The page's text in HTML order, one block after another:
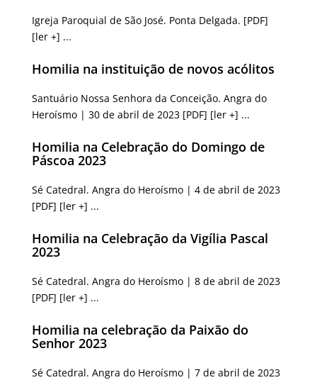
Igreja Paroquial de São José. Ponta Delgada. [PDF]
[ler +] ...
Homilia na instituição de novos acólitos
Santuário Nossa Senhora da Conceição. Angra do
Heroísmo | 30 de abril de 2023 [PDF] [ler +] ...
Homilia na Celebração do Domingo de
Páscoa 2023
Sé Catedral. Angra do Heroísmo | 4 de abril de 2023
[PDF] [ler +] ...
Homilia na Celebração da Vigília Pascal
2023
Sé Catedral. Angra do Heroísmo | 8 de abril de 2023
[PDF] [ler +] ...
Homilia na celebração da Paixão do
Senhor 2023
Sé Catedral. Angra do Heroísmo | 7 de abril de 2023